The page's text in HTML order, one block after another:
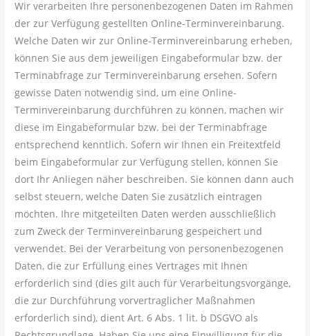
Wir verarbeiten Ihre personenbezogenen Daten im Rahmen
der zur Verfügung gestellten Online-Terminvereinbarung.
Welche Daten wir zur Online-Terminvereinbarung erheben,
können Sie aus dem jeweiligen Eingabeformular bzw. der
Terminabfrage zur Terminvereinbarung ersehen. Sofern
gewisse Daten notwendig sind, um eine Online-
Terminvereinbarung durchführen zu können, machen wir
diese im Eingabeformular bzw. bei der Terminabfrage
entsprechend kenntlich. Sofern wir Ihnen ein Freitextfeld
beim Eingabeformular zur Verfügung stellen, können Sie
dort Ihr Anliegen näher beschreiben. Sie können dann auch
selbst steuern, welche Daten Sie zusätzlich eintragen
möchten. Ihre mitgeteilten Daten werden ausschließlich
zum Zweck der Terminvereinbarung gespeichert und
verwendet. Bei der Verarbeitung von personenbezogenen
Daten, die zur Erfüllung eines Vertrages mit Ihnen
erforderlich sind (dies gilt auch für Verarbeitungsvorgänge,
die zur Durchführung vorvertraglicher Maßnahmen
erforderlich sind), dient Art. 6 Abs. 1 lit. b DSGVO als